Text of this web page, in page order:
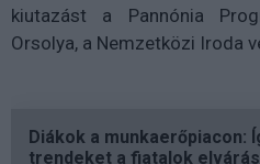
kiutazást a Pannónia
Orsolya, a Nemzetközi Iroda
Diákok a munkaerőpiacon:
trendeket a fiatalok